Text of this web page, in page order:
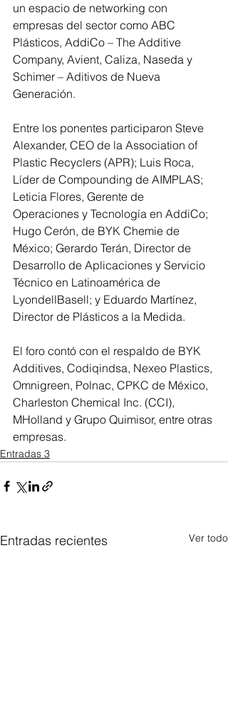
un espacio de networking con
empresas del sector como ABC
Plásticos, AddiCo – The Additive
Company, Avient, Caliza, Naseda y
Schimer – Aditivos de Nueva
Generación.
Entre los ponentes participaron Steve
Alexander, CEO de la Association of
Plastic Recyclers (APR); Luis Roca,
Líder de Compounding de AIMPLAS;
Leticia Flores, Gerente de
Operaciones y Tecnología en AddiCo;
Hugo Cerón, de BYK Chemie de
México; Gerardo Terán, Director de
Desarrollo de Aplicaciones y Servicio
Técnico en Latinoamérica de
LyondellBasell; y Eduardo Martínez,
Director de Plásticos a la Medida.
El foro contó con el respaldo de BYK
Additives, Codiqindsa, Nexeo Plastics,
Omnigreen, Polnac, CPKC de México,
Charleston Chemical Inc. (CCI),
MHolland y Grupo Quimisor, entre otras
empresas.
Entradas 3
Entradas recientes Ver todo